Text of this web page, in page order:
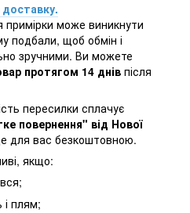
примірки може виникнути
подбали, щоб обмін і
зручними. Ви можете
протягом 14 днів після
пересилки сплачує
повернення" від Нової
для вас безкоштовною.
якщо:
плям;